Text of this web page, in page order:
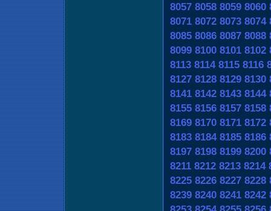
8057 8058 8059 8060
8071 8072 8073 8074
8085 8086 8087 8088
8099 8100 8101 8102
8113 8114 8115 8116
8127 8128 8129 8130
8141 8142 8143 8144
8155 8156 8157 8158
8169 8170 8171 8172
8183 8184 8185 8186
8197 8198 8199 8200
8211 8212 8213 8214
8225 8226 8227 8228
8239 8240 8241 8242